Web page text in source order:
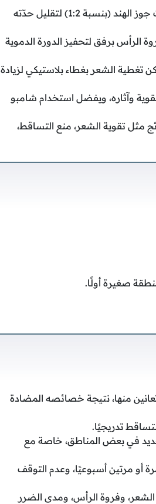
امزجي زيت القطران مع زيت ناقل مثل زيت الزيتون أو زيت جوز الهند (بنسبة 1:2) لتقليل حدّته
الرأس برفق لتحفيز الدورة الدموية
إلى ساعة، ويمكن تغطية الشعر بغطاء بلاستيكي لزيادة
وآثاره، ويفضل استخدام شامبو
مثل تقوية الشعر، منع التساقط،
صغيرة أولًا.
منها، نتيجة خصائصه المضادة
تدريجيًا.
في بعض المناطق، خاصة مع
أو مرتين أسبوعيًا، وعدم التوقف
وفروة الرأس، ومدى الضرر